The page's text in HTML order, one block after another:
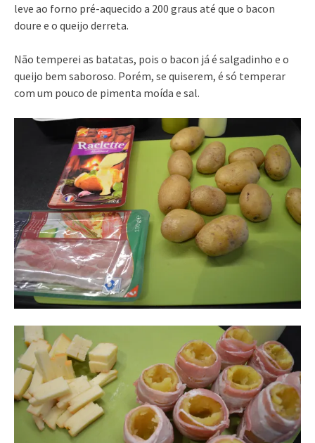
leve ao forno pré-aquecido a 200 graus até que o bacon
doure e o queijo derreta.
Não temperei as batatas, pois o bacon já é salgadinho e o
queijo bem saboroso. Porém, se quiserem, é só temperar
com um pouco de pimenta moída e sal.